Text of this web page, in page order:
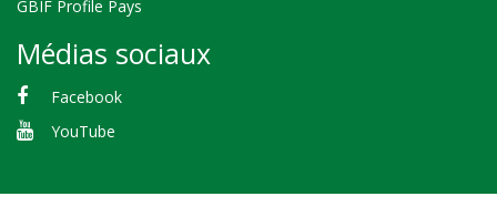
GBIF Profile Pays
Médias sociaux
Facebook
YouTube